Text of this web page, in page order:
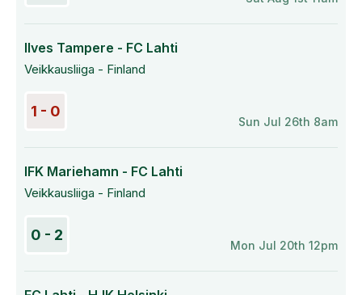
Ilves Tampere - FC Lahti
Veikkausliiga - Finland
1 - 0
Sun Jul 26th 8am
IFK Mariehamn - FC Lahti
Veikkausliiga - Finland
0 - 2
Mon Jul 20th 12pm